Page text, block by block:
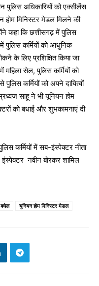
पुलिस अधिकारियों को एक्सीलेंस
मिनिस्टर मेडल मिलने की
कहा कि छत्तीसगढ़ में पुलिस
में पुलिस कर्मियों को आधुनिक
के लिए प्रशिक्षित किया जा
सेल, पुलिस कर्मियों को
कर्मियों को अपने दायित्वों
साहू ने भी यूनियन होम
को बधाई और शुभकामनाएं दी
कर्मियों में सब-इंस्पेक्टर नीता
नवीन बोरकर शामिल
यूनियन होम मिनिस्टर मेडल